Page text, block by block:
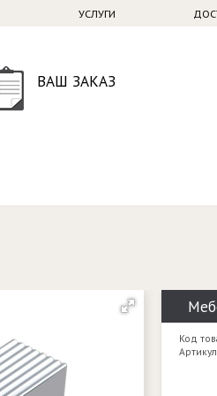
УСЛУГИ
ВАШ ЗАКАЗ
Код